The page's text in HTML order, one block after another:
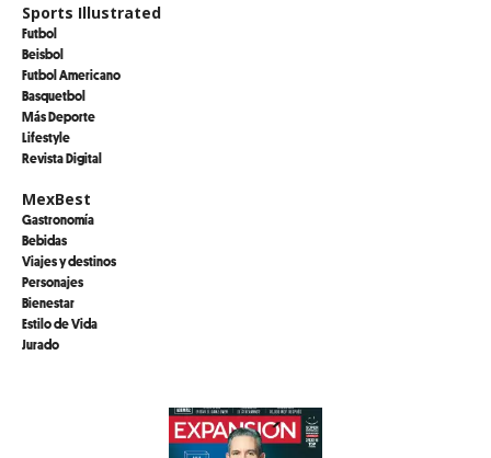
Sports Illustrated
Futbol
Beisbol
Futbol Americano
Basquetbol
Más Deporte
Lifestyle
Revista Digital
MexBest
Gastronomía
Bebidas
Viajes y destinos
Personajes
Bienestar
Estilo de Vida
Jurado